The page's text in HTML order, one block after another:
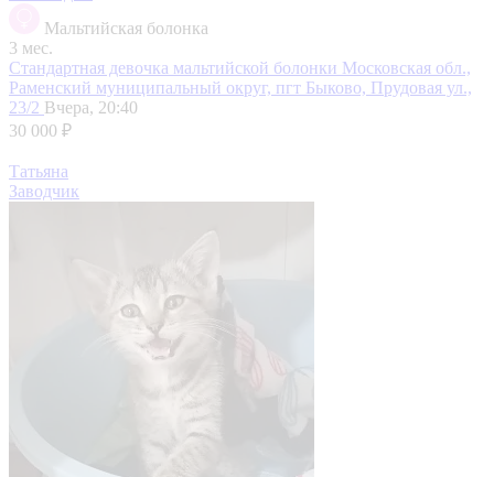
Мальтийская болонка
3 мес.
Стандартная девочка мальтийской болонки Московская обл.,
Раменский муниципальный округ, пгт Быково, Прудовая ул.,
23/2 Вчера, 20:40
30 000 ₽
Татьяна
Заводчик